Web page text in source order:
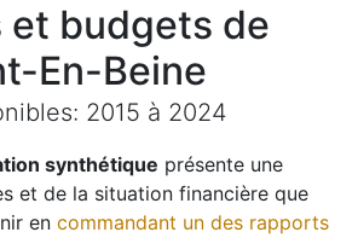
et budgets de
En-Beine
2015 à 2024
synthétique présente une
et de la situation financière que
en commandant un des rapports